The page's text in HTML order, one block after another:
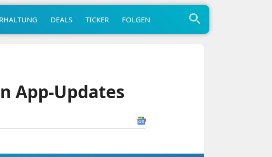
DEALS TICKER FOLGEN
App-Updates